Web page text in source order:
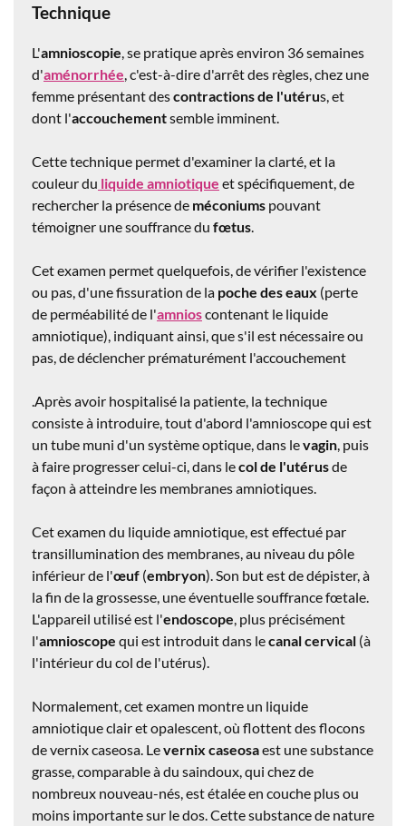
Technique
L'amnioscopie, se pratique après environ 36 semaines
d'aménorrhée, c'est-à-dire d'arrêt des règles, chez une
femme présentant descontractions de l'utérus, et
dont l'accouchementsemble imminent.
Cette technique permet d'examiner la clarté, et la
couleur du liquide amniotique et spécifiquement, de
rechercher la présence de méconiums pouvant
témoigner une souffrance du fœtus.
Cet examen permet quelquefois, de vérifier l'existence
ou pas, d'une fissuration de la poche des eaux (perte
de perméabilité de l'amnioscontenant le liquide
amniotique), indiquant ainsi, que s'il est nécessaire ou
pas, de déclencher prématurément l'accouchement
.Après avoir hospitalisé la patiente, la technique
consiste à introduire, tout d'abord l'amnioscope qui est
un tube muni d'un système optique, dans levagin, puis
à faire progresser celui-ci, dans lecol de l'utérusde
façon à atteindre les membranes amniotiques.
Cet examen du liquide amniotique, est effectué par
transillumination des membranes, au niveau du pôle
inférieur de l'œuf (embryon). Son but est de dépister, à
la fin de la grossesse, une éventuelle souffrance fœtale.
L'appareil utilisé est l'endoscope, plus précisément
l'amnioscope qui est introduit dans lecanal cervical (à
l'intérieur du col de l'utérus).
Normalement, cet examen montre un liquide
amniotique clair et opalescent, où flottent des flocons
de vernix caseosa. Levernix caseosaest une substance
grasse, comparable à du saindoux, qui chez de
nombreux nouveau-nés, est étalée en couche plus ou
moins importante sur le dos. Cette substance de nature